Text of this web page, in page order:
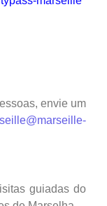
envie um
guiadas do